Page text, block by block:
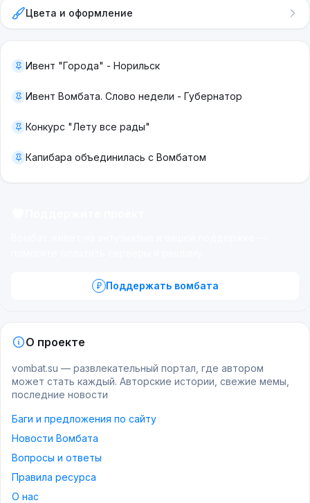
Цвета и оформление
Ивент "Города" - Норильск
Ивент Вомбата. Слово недели - Губернатор
Конкурс "Лету все рады"
Капибара объединилась с Вомбатом
Поддержать вомбата
О проекте
vombat.su — развлекательный портал, где автором
может стать каждый. Авторские истории, свежие мемы,
последние новости
Баги и предложения по сайту
Новости Вомбата
Вопросы и ответы
Правила ресурса
О нас